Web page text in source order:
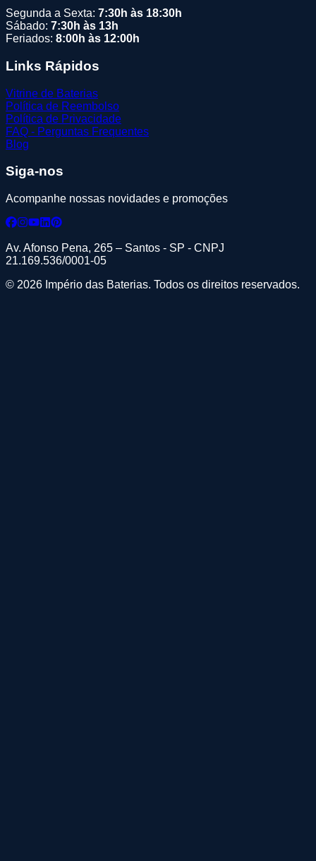
Segunda a Sexta: 7:30h às 18:30h
Sábado: 7:30h às 13h
Feriados: 8:00h às 12:00h
Links Rápidos
Vitrine de Baterias
Política de Reembolso
Política de Privacidade
FAQ - Perguntas Frequentes
Blog
Siga-nos
Acompanhe nossas novidades e promoções
Av. Afonso Pena, 265 – Santos - SP - CNPJ
21.169.536/0001-05
© 2026 Império das Baterias. Todos os direitos reservados.